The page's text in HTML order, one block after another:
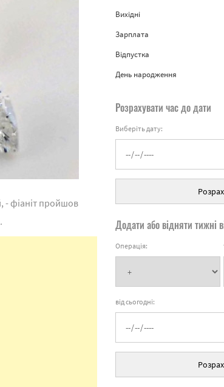
- фіаніт пройшов
Вихідні
Зарплата
Відпустка
День народження
Розрахувати час до дати
Виберіть дату:
Додати або відняти тижні
Операція:
від сьогодні: